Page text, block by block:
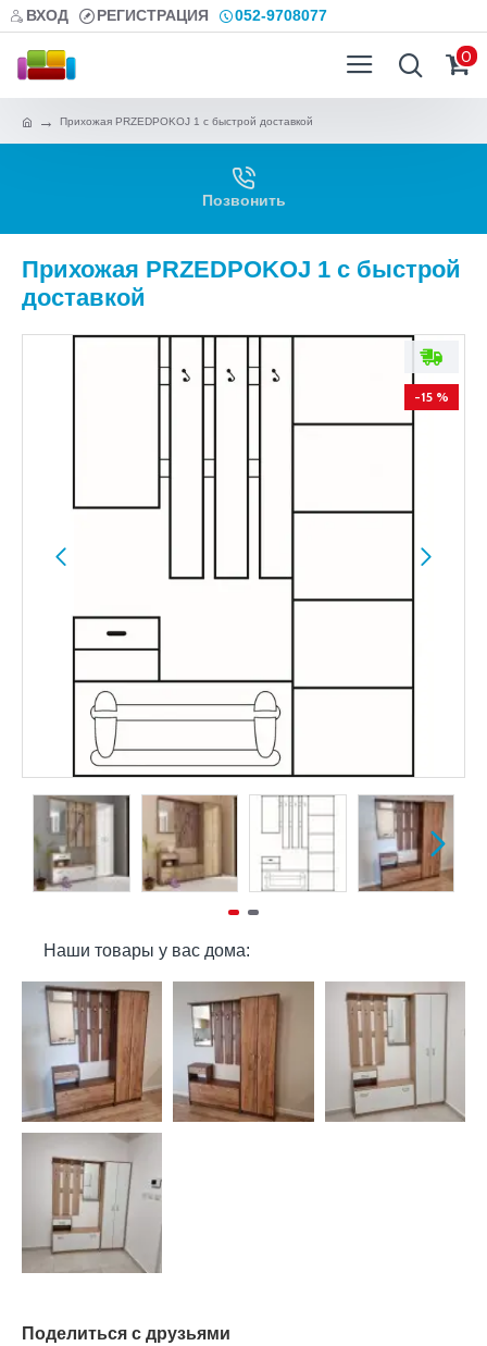
ВХОД РЕГИСТРАЦИЯ 052-9708077
0
Прихожая PRZEDPOKOJ 1 с быстрой доставкой
Позвонить
Прихожая PRZEDPOKOJ 1 с быстрой
доставкой
-15 %
Наши товары у вас дома:
Поделиться с друзьями